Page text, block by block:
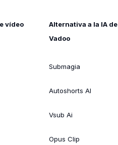
vídeo
Alternativa a la IA de
Vadoo
Submagia
Autoshorts AI
Vsub Ai
Opus Clip